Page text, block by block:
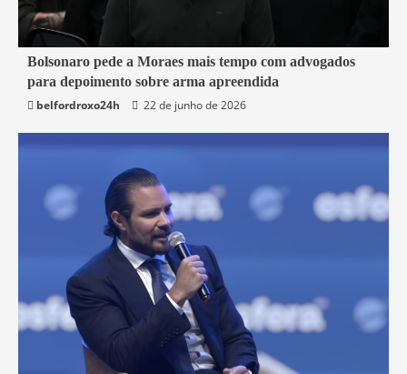
3 min read
Brasil
Bolsonaro pede a Moraes mais tempo com advogados
para depoimento sobre arma apreendida
belfordroxo24h
22 de junho de 2026